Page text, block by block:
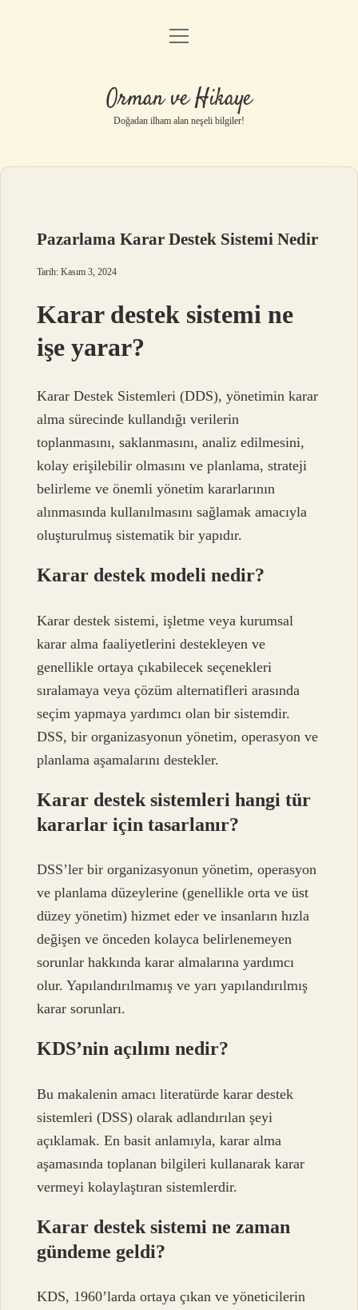
Anasayfa
Yasal Uyarı
menüyü
Orman ve Hikaye
Doğadan ilham alan neşeli bilgiler!
Pazarlama Karar Destek Sistemi Nedir
Tarih: Kasım 3, 2024
Karar destek sistemi ne
işe yarar?
Karar Destek Sistemleri (DDS), yönetimin karar
alma sürecinde kullandığı verilerin
toplanmasını, saklanmasını, analiz edilmesini,
kolay erişilebilir olmasını ve planlama, strateji
belirleme ve önemli yönetim kararlarının
alınmasında kullanılmasını sağlamak amacıyla
oluşturulmuş sistematik bir yapıdır.
Karar destek modeli nedir?
Karar destek sistemi, işletme veya kurumsal
karar alma faaliyetlerini destekleyen ve
genellikle ortaya çıkabilecek seçenekleri
sıralamaya veya çözüm alternatifleri arasında
seçim yapmaya yardımcı olan bir sistemdir.
DSS, bir organizasyonun yönetim, operasyon ve
planlama aşamalarını destekler.
Karar destek sistemleri hangi tür
kararlar için tasarlanır?
DSS’ler bir organizasyonun yönetim, operasyon
ve planlama düzeylerine (genellikle orta ve üst
düzey yönetim) hizmet eder ve insanların hızla
değişen ve önceden kolayca belirlenemeyen
sorunlar hakkında karar almalarına yardımcı
olur. Yapılandırılmamış ve yarı yapılandırılmış
karar sorunları.
KDS’nin açılımı nedir?
Bu makalenin amacı literatürde karar destek
sistemleri (DSS) olarak adlandırılan şeyi
açıklamak. En basit anlamıyla, karar alma
aşamasında toplanan bilgileri kullanarak karar
vermeyi kolaylaştıran sistemlerdir.
Karar destek sistemi ne zaman
gündeme geldi?
KDS, 1960’larda ortaya çıkan ve yöneticilerin